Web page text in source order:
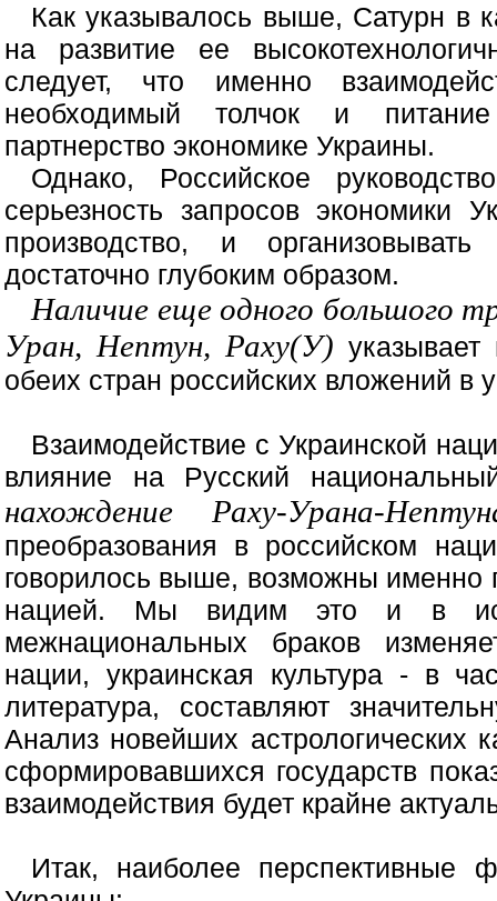
Как указывалось выше, Сатурн в
на развитие ее
следует, что именно
необходимый толчок и
партнерство экономике Украины.
Однако, Российское
серьезность запросов экономики
производство, и организовывать
достаточно глубоким образом.
Наличие еще одного большого
Уран, Нептун, Раху(У)
обеих стран российских вложений в
Взаимодействие с Украинской
влияние на Русский
нахождение Раху-Урана-
преобразования в российском
говорилось выше, возможны именно
нацией. Мы видим это и в
межнациональных браков
нации, украинская культура - в
литература, составляют
Анализ новейших астрологических
сформировавшихся государств
взаимодействия будет крайне
Итак, наиболее перспективные